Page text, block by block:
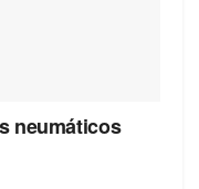
neumáticos